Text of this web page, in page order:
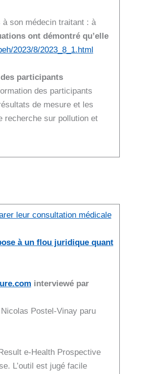
à son médecin traitant : à
ont démontré qu’elle
2023/8/2023_8_1.html
participants
des participants
de mesure et les
recherche sur pollution et
leur consultation médicale
à un flou juridique quant
interviewé par
Postel-Vinay paru
e-Health Prospective
L’outil est jugé facile